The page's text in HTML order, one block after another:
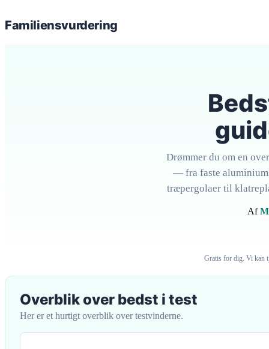
Familiensvurdering
Drømmer du om en
— fra faste
træpergolaer til
Af
Gratis for dig. Vi kan
Overblik over bedst i test
Her er et hurtigt overblik over testvinderne.